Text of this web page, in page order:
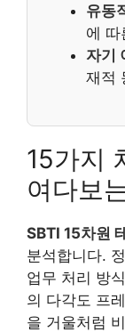
유동
에 따
자기
재적
15가지
여다보
SBTI 15차원
분석합니다.
업무 처리 방
의 다각도 프
을 거울처럼